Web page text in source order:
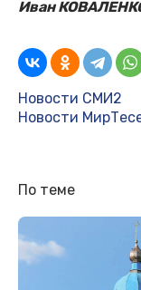
Иван
Новости СМИ2
Новости
По теме